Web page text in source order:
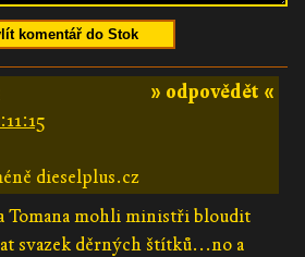
komentář do Stok
» odpovědět «
dieselplus.cz
Tomana mohli ministři bloudit
svazek děrných štítků...no a